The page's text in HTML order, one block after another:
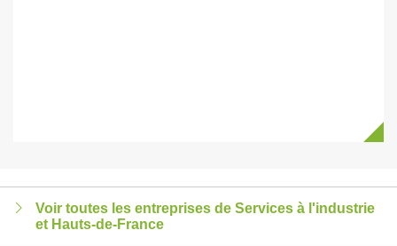
Voir toutes les entreprises de Services à l'industrie
et Hauts-de-France